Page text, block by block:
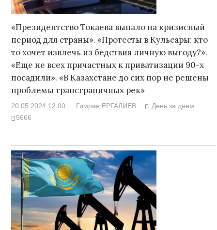
«Президентство Токаева выпало на кризисный
период для страны». «Протесты в Кульсары: кто-
то хочет извлечь из бедствия личную выгоду?».
«Еще не всех причастных к приватизации 90-х
посадили». «В Казахстане до сих пор не решены
проблемы трансграничных рек»
20.05.2024 12:00 Гимран ЕРГАЛИЕВ
День за днем
5666